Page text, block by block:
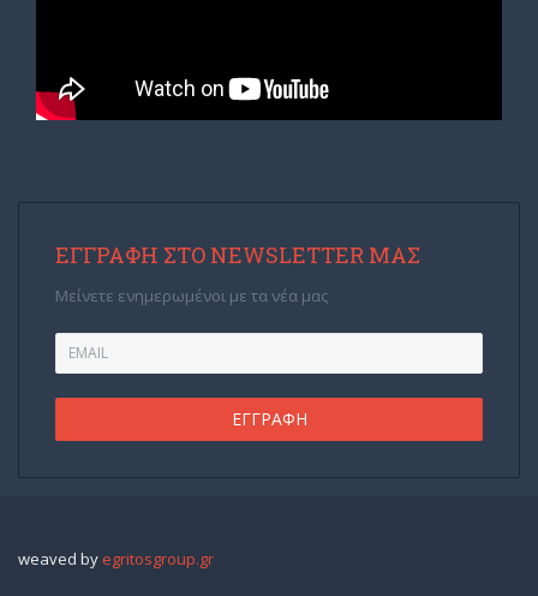
ΕΓΓΡΑΦΉ ΣΤΟ NEWSLETTER ΜΑΣ
Μείνετε ενημερωμένοι με τα νέα μας
weaved by egritosgroup.gr